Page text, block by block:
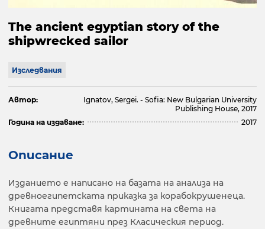
The ancient egyptian story of the
shipwrecked sailor
Изследвания
Автор:
Ignatov, Sergei. - Sofia: New Bulgarian University
Publishing House, 2017
Година на издаване:
2017
Описание
Изданието е написано на базата на анализа на
древноегипетската приказка за корабокрушенеца.
Книгата представя картината на света на
древните египтяни през Класическия период.